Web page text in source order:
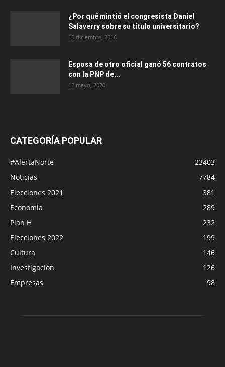
¿Por qué mintió el congresista Daniel
Salaverry sobre su título universitario?
15 diciembre, 2016
Esposa de otro oficial ganó 56 contratos
con la PNP de...
12 mayo, 2020
CATEGORÍA POPULAR
#AlertaNorte
23403
Noticias
7784
Elecciones 2021
381
Economía
289
Plan H
232
Elecciones 2022
199
Cultura
146
Investigación
126
Empresas
98